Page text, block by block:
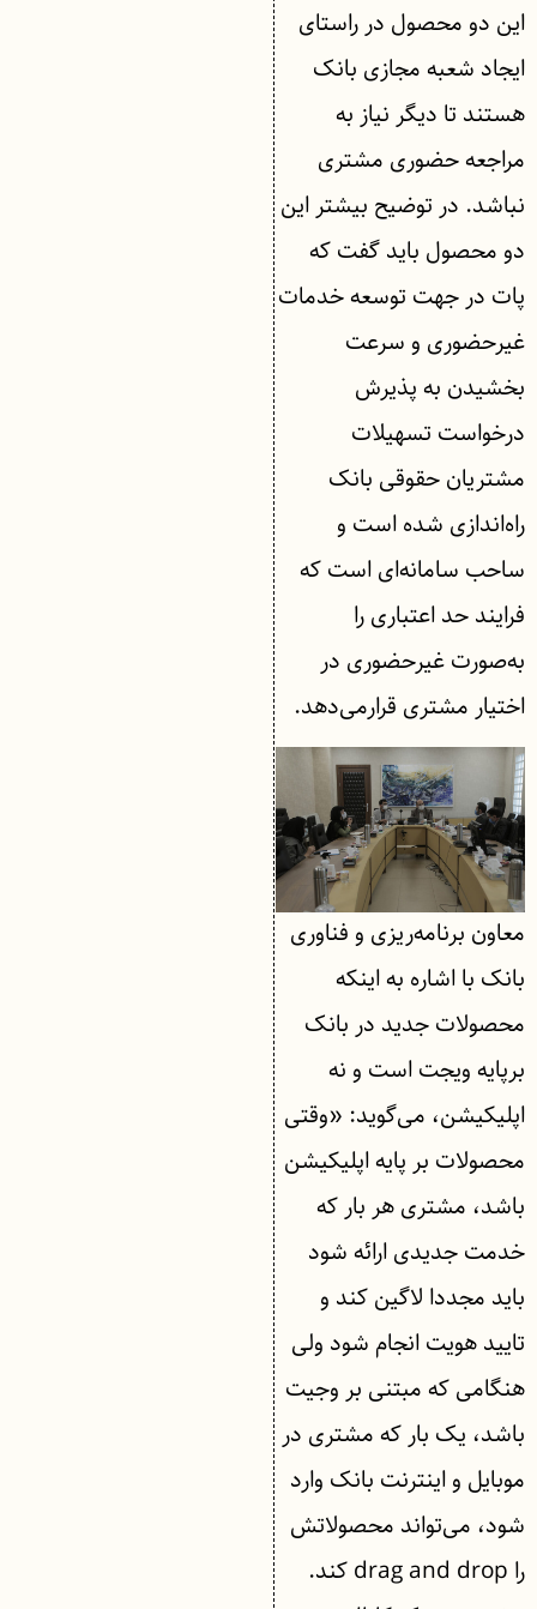
این دو محصول در راستای
ایجاد شعبه مجازی بانک
هستند تا دیگر نیاز به
مراجعه حضوری مشتری
نباشد. در توضیح بیشتر این
دو محصول باید گفت که
پات در جهت توسعه خدمات
غیرحضوری و سرعت
بخشیدن به پذیرش
درخواست تسهیلات
مشتریان حقوقی بانک
راه‌اندازی شده است و
ساحب سامانه‌ای است که
فرایند حد اعتباری را
به‌صورت غیرحضوری در
اختیار مشتری قرارمی‌دهد.
معاون برنامه‌ریزی و فناوری
بانک با اشاره به اینکه
محصولات جدید در بانک
برپایه ویجت است و نه
اپلیکیشن، می‌گوید: «وقتی
محصولات بر پایه اپلیکیشن
باشد، مشتری هر بار که
خدمت جدیدی ارائه شود
باید مجددا لاگین کند و
تایید هویت انجام شود ولی
هنگامی که مبتنی بر وجیت
باشد، یک بار که مشتری در
موبایل و اینترنت بانک وارد
شود، می‌تواند محصولاتش
را drag and drop کند.